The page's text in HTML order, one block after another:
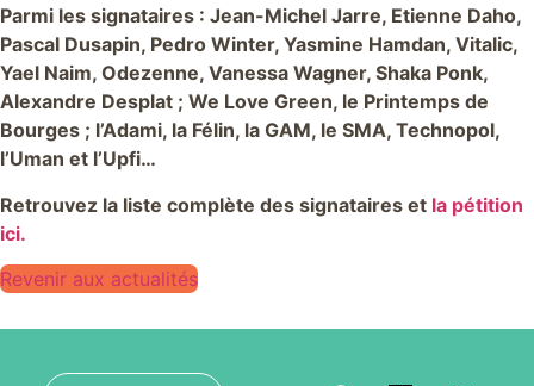
Parmi les signataires : Jean-Michel Jarre, Etienne Daho,
Pascal Dusapin, Pedro Winter, Yasmine Hamdan, Vitalic,
Yael Naim, Odezenne, Vanessa Wagner, Shaka Ponk,
Alexandre Desplat ; We Love Green, le Printemps de
Bourges ; l’Adami, la Félin, la GAM, le SMA, Technopol,
l’Uman et l’Upfi…
Retrouvez la liste complète des signataires et la pétition
ici.
Revenir aux actualités